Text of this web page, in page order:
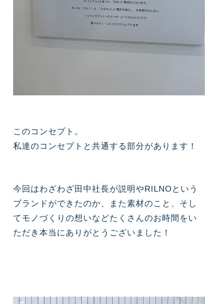
このコンセプト。
私達のコンセプトと共通する部分があります！
今回はわざわざ田中社長が説明やRILNOという
ブランドができたのか、また素材のこと、そし
てモノづくりの想いなどたくさんのお時間をい
ただき本当にありがとうございました！